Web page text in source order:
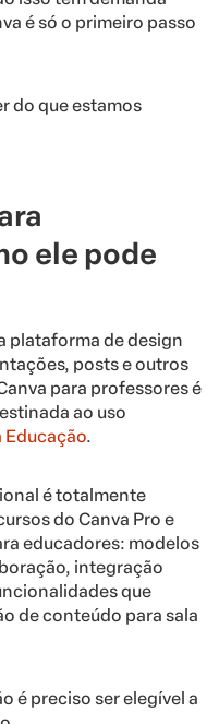
é só o primeiro passo
do que estamos
ele pode
plataforma de design
posts e outros
para professores é
ao uso
Educação.
é totalmente
do Canva Pro e
educadores: modelos
integração
que
de conteúdo para sala
é preciso ser elegível a